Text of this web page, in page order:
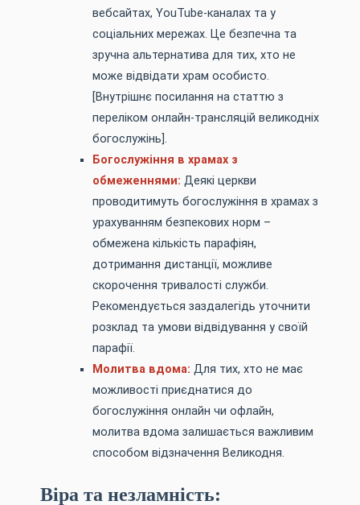
вебсайтах, YouTube-каналах та у
соціальних мережах. Це безпечна та
зручна альтернатива для тих, хто не
може відвідати храм особисто.
[Внутрішнє посилання на статтю з
переліком онлайн-трансляцій великодніх
богослужінь].
Богослужіння в храмах з
обмеженнями: Деякі церкви
проводитимуть богослужіння в храмах з
урахуванням безпекових норм –
обмежена кількість парафіян,
дотримання дистанції, можливе
скорочення тривалості служби.
Рекомендується заздалегідь уточнити
розклад та умови відвідування у своїй
парафії.
Молитва вдома: Для тих, хто не має
можливості приєднатися до
богослужіння онлайн чи офлайн,
молитва вдома залишається важливим
способом відзначення Великодня.
Віра та незламність: